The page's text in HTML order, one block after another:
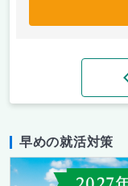
早めの就活対策